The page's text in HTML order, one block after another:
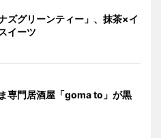
ズグリーンティー」、抹茶×イ
イーツ
専門居酒屋「goma to」が黒